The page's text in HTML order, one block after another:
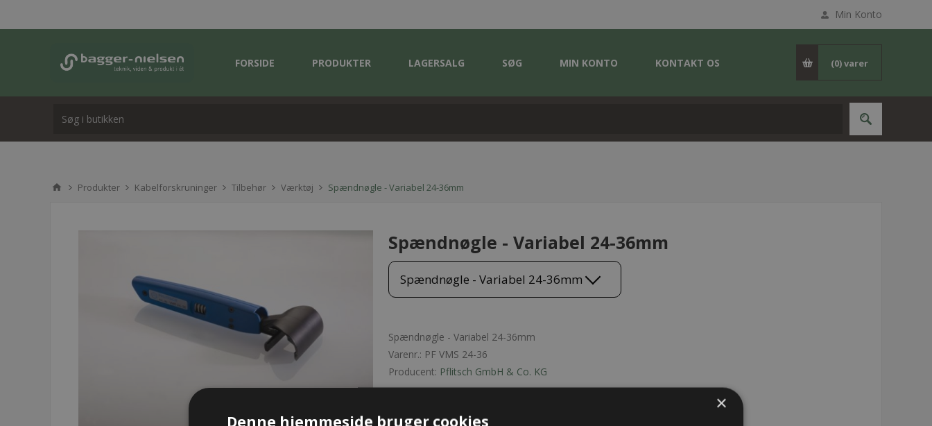
Min Konto
FORSIDE PRODUKTER LAGERSALG SØG MIN KONTO KONTAKT OS (0)varer
Produkter Kabelforskruninger Tilbehør Værktøj Spændnøgle - Variabel 24-36mm
Spændnøgle - Variabel 24-36mm
Spændnøgle - Variabel 24-36mm
Spændnøgle - Variabel 24-36mm
Varenr.: PF VMS 24-36
Producent: Pflitsch GmbH & Co. KG
×
Denne hjemmeside bruger cookies